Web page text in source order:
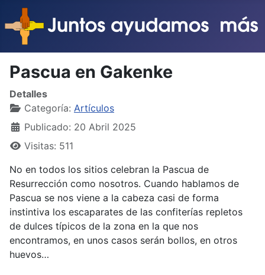
Pascua en Gakenke
Detalles
Categoría: Artículos
Publicado: 20 Abril 2025
Visitas: 511
No en todos los sitios celebran la Pascua de
Resurrección como nosotros. Cuando hablamos de
Pascua se nos viene a la cabeza casi de forma
instintiva los escaparates de las confiterías repletos
de dulces típicos de la zona en la que nos
encontramos, en unos casos serán bollos, en otros
huevos…